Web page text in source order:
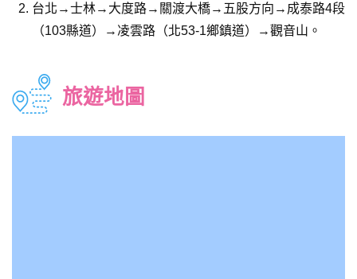
台北→士林→大度路→關渡大橋→五股方向→成泰路4段
（103縣道）→凌雲路（北53-1鄉鎮道）→觀音山。
旅遊地圖